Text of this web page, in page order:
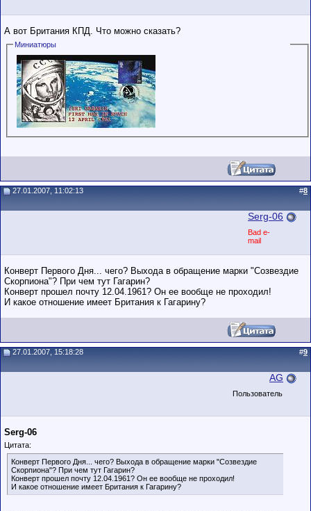
А вот Британия КПД. Что можно сказать?
Миниатюры
27.01.2007, 11:02:13 #8
Serg-06
Bad e-
mail
Конверт Первого Дня... чего? Выхода в обращение марки "Созвездие
Скорпиона"? При чем тут Гагарин?
Конверт прошел почту 12.04.1961? Он ее вообще не проходил!
И какое отношение имеет Британия к Гагарину?
27.01.2007, 15:18:28 #9
AG
Пользователь
Serg-06
Цитата:
Конверт Первого Дня... чего? Выхода в обращение марки "Созвездие
Скорпиона"? При чем тут Гагарин?
Конверт прошел почту 12.04.1961? Он ее вообще не проходил!
И какое отношение имеет Британия к Гагарину?